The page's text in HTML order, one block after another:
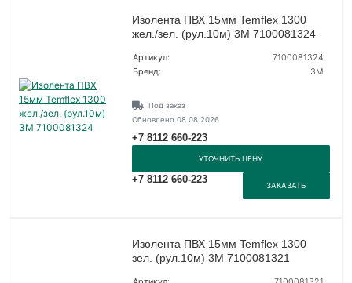
Изолента ПВХ 15мм Temflex 1300
жел./зел. (рул.10м) 3М 7100081324
Артикул:
7100081324
Бренд:
3М
Под заказ
Обновлено 08.08.2026
+7 8112 660-223
УТОЧНИТЬ ЦЕНУ
+7 8112 660-223
ЗАКАЗАТЬ
Изолента ПВХ 15мм Temflex 1300
зел. (рул.10м) 3М 7100081321